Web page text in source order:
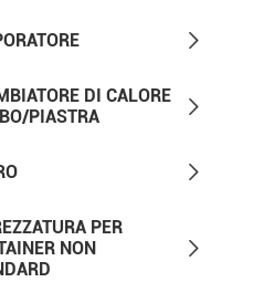

DI CALORE
PIASTRA


PER
NON
